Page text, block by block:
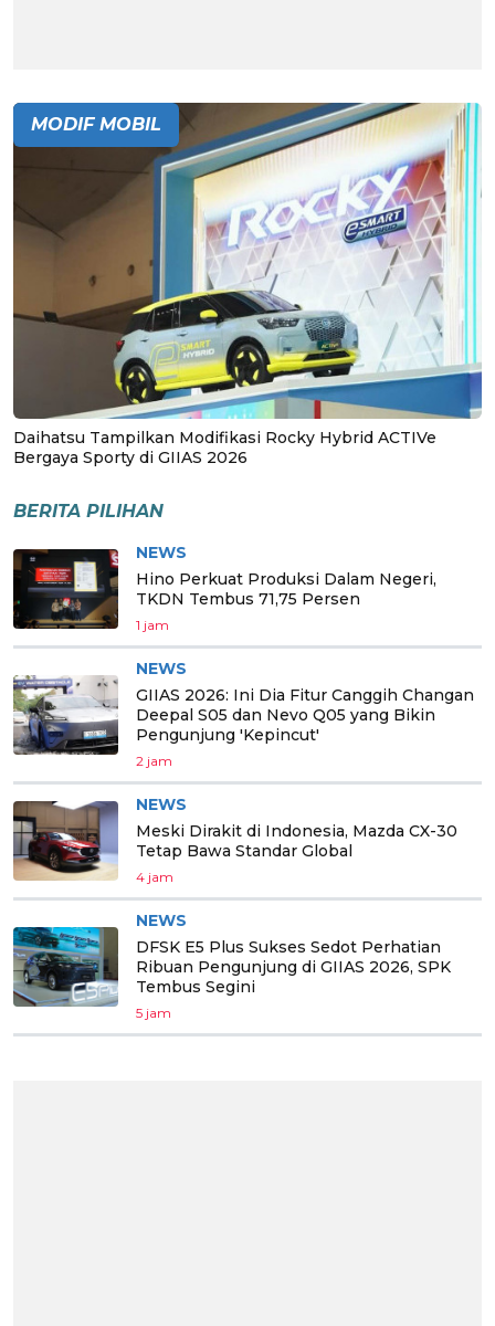
MODIF MOBIL
Daihatsu Tampilkan Modifikasi Rocky Hybrid ACTIVe
Bergaya Sporty di GIIAS 2026
BERITA PILIHAN
NEWS
Hino Perkuat Produksi Dalam Negeri,
TKDN Tembus 71,75 Persen
1 jam
NEWS
GIIAS 2026: Ini Dia Fitur Canggih Changan
Deepal S05 dan Nevo Q05 yang Bikin
Pengunjung 'Kepincut'
2 jam
NEWS
Meski Dirakit di Indonesia, Mazda CX-30
Tetap Bawa Standar Global
4 jam
NEWS
DFSK E5 Plus Sukses Sedot Perhatian
Ribuan Pengunjung di GIIAS 2026, SPK
Tembus Segini
5 jam